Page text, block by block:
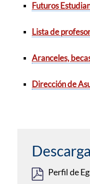
Futuros
Lista de
Aranceles,
Dirección de
Perfil de